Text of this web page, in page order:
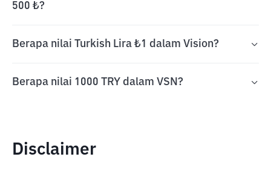
500 ₺?
Berapa nilai Turkish Lira ₺1 dalam Vision?
Berapa nilai 1000 TRY dalam VSN?
Disclaimer